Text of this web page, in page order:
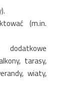
(m.in.
dodatkowe
tarasy,
wiaty,